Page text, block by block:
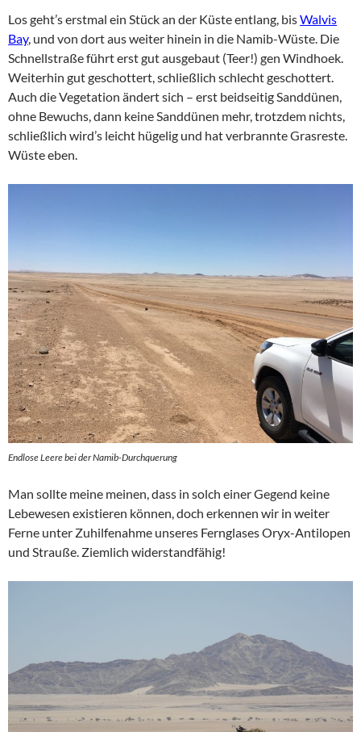
Los geht’s erstmal ein Stück an der Küste entlang, bisWalvis
Bay, und von dort aus weiter hinein in die Namib-Wüste. Die
Schnellstraße führt erst gut ausgebaut (Teer!) gen Windhoek.
Weiterhin gut geschottert, schließlich schlecht geschottert.
Auch die Vegetation ändert sich – erst beidseitig Sanddünen,
ohne Bewuchs, dann keine Sanddünen mehr, trotzdem nichts,
schließlich wird’s leicht hügelig und hat verbrannte Grasreste.
Wüste eben.
Endlose Leere bei der Namib-Durchquerung
Man sollte meine meinen, dass in solch einer Gegend keine
Lebewesen existieren können, doch erkennen wir in weiter
Ferne unter Zuhilfenahme unseres Fernglases Oryx-Antilopen
und Strauße. Ziemlich widerstandfähig!